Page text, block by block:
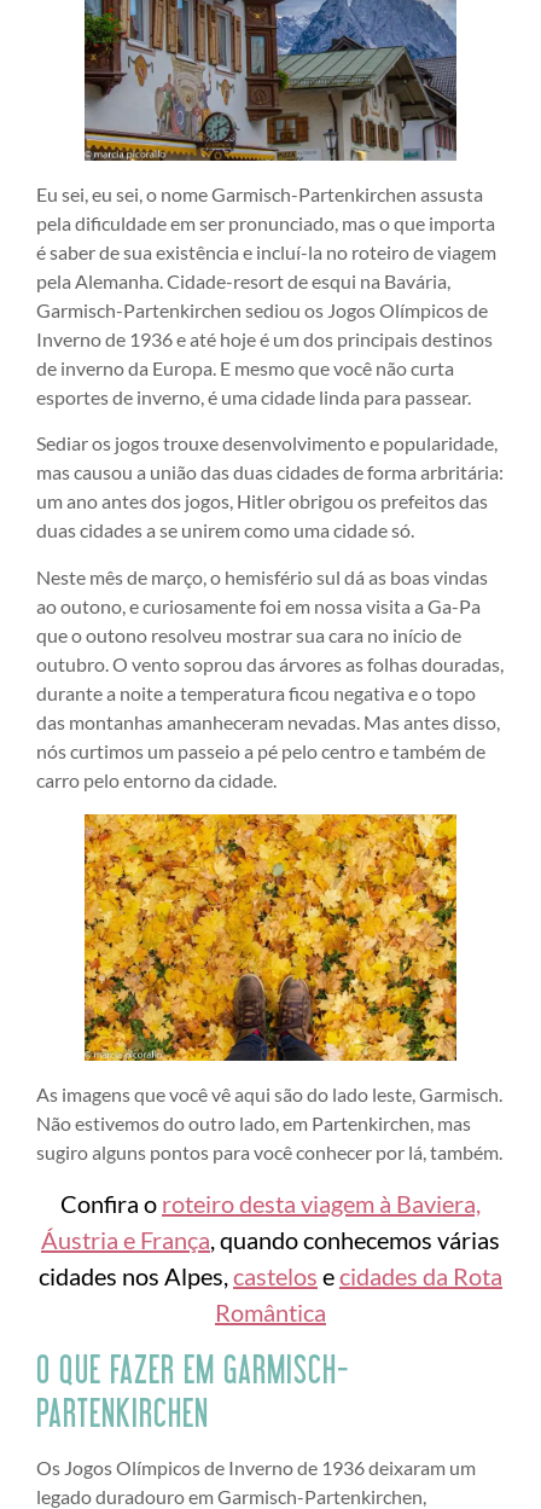
Eu sei, eu sei, o nome Garmisch-Partenkirchen assusta
pela dificuldade em ser pronunciado, mas o que importa
é saber de sua existência e incluí-la no roteiro de viagem
pela Alemanha. Cidade-resort de esqui na Bavária,
Garmisch-Partenkirchen sediou os Jogos Olímpicos de
Inverno de 1936 e até hoje é um dos principais destinos
de inverno da Europa. E mesmo que você não curta
esportes de inverno, é uma cidade linda para passear.
Sediar os jogos trouxe desenvolvimento e popularidade,
mas causou a união das duas cidades de forma arbritária:
um ano antes dos jogos, Hitler obrigou os prefeitos das
duas cidades a se unirem como uma cidade só.
Neste mês de março, o hemisfério sul dá as boas vindas
ao outono, e curiosamente foi em nossa visita a Ga-Pa
que o outono resolveu mostrar sua cara no início de
outubro. O vento soprou das árvores as folhas douradas,
durante a noite a temperatura ficou negativa e o topo
das montanhas amanheceram nevadas. Mas antes disso,
nós curtimos um passeio a pé pelo centro e também de
carro pelo entorno da cidade.
As imagens que você vê aqui são do lado leste, Garmisch.
Não estivemos do outro lado, em Partenkirchen, mas
sugiro alguns pontos para você conhecer por lá, também.
Confira o roteiro desta viagem à Baviera,
Áustria e França , quando conhecemos várias
cidades nos Alpes, castelos ecidades da Rota
Romântica
O QUE FAZER EM GARMISCH-
PARTENKIRCHEN
Os Jogos Olímpicos de Inverno de 1936 deixaram um
legado duradouro em Garmisch-Partenkirchen,